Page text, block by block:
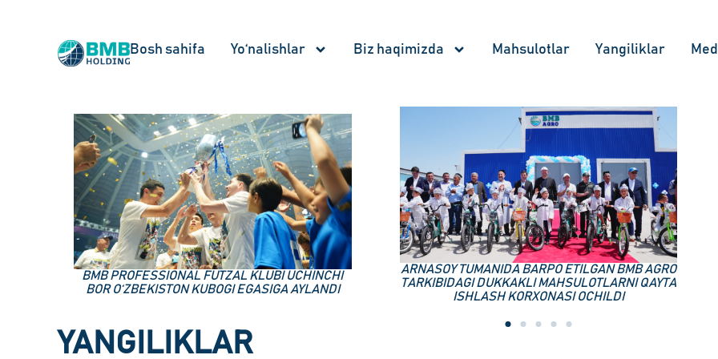
Bosh sahifa Yo‘nalishlar Biz haqimizda Mahsulotlar Yangiliklar
ARNASOY TUMANIDA BARPO ETILGAN BMB AGRO
TARKIBIDAGI DUKKAKLI MAHSULOTLARNI QAYTA
ISHLASH KORXONASI OCHILDI
BMB AGRO PLUS KORXONASINING OCHILISH
MAROSIMI BO‘LIB O‘TDI
YANGILIKLAR